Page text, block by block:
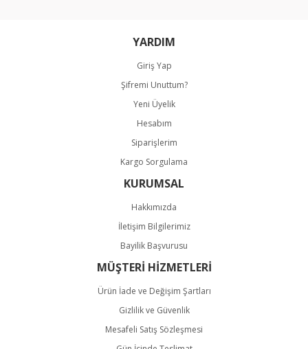
Bu ürüne benzer farklı alternatifler olmalı.
Gönder
YARDIM
Giriş Yap
Şifremi Unuttum?
Yeni Üyelik
Hesabım
Siparişlerim
Kargo Sorgulama
KURUMSAL
Hakkımızda
İletişim Bilgilerimiz
Bayilik Başvurusu
MÜŞTERİ HİZMETLERİ
Ürün İade ve Değişim Şartları
Gizlilik ve Güvenlik
Mesafeli Satış Sözleşmesi